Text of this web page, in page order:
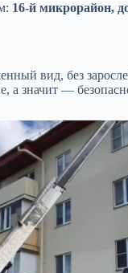
16-й микрорайон,
вид, без
значит —